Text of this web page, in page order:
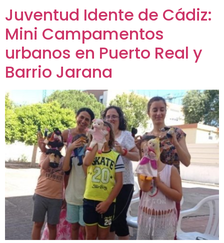
Juventud Idente de Cádiz:
Mini Campamentos
urbanos en Puerto Real y
Barrio Jarana